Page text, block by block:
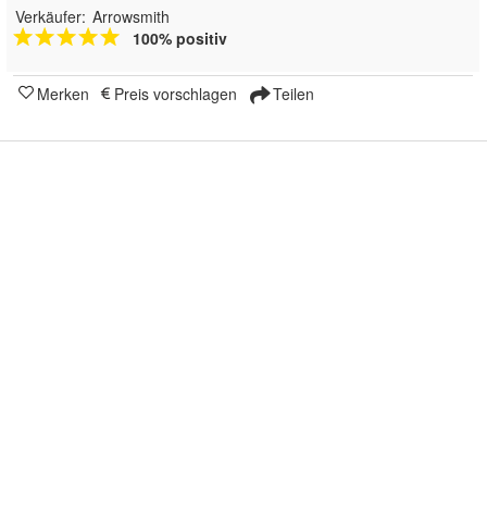
Verkäufer: Arrowsmith
100% positiv
Merken Preis vorschlagen Teilen